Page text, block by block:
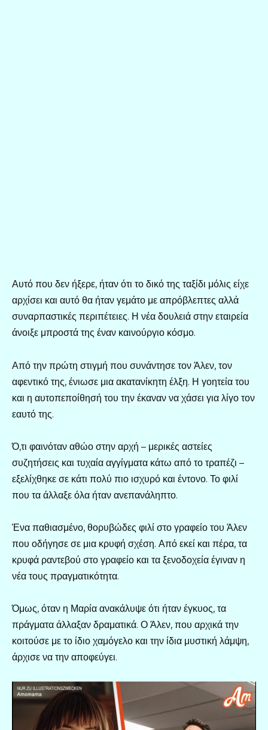
Αυτό που δεν ήξερε, ήταν ότι το δικό της ταξίδι μόλις είχε
αρχίσει και αυτό θα ήταν γεμάτο με απρόβλεπτες αλλά
συναρπαστικές περιπέτειες. Η νέα δουλειά στην εταιρεία
άνοιξε μπροστά της έναν καινούργιο κόσμο.
Από την πρώτη στιγμή που συνάντησε τον Άλεν, τον
αφεντικό της, ένιωσε μια ακατανίκητη έλξη. Η γοητεία του
και η αυτοπεποίθησή του την έκαναν να χάσει για λίγο τον
εαυτό της.
Ό,τι φαινόταν αθώο στην αρχή – μερικές αστείες
συζητήσεις και τυχαία αγγίγματα κάτω από το τραπέζι –
εξελίχθηκε σε κάτι πολύ πιο ισχυρό και έντονο. Το φιλί
που τα άλλαξε όλα ήταν ανεπανάληπτο.
Ένα παθιασμένο, θορυβώδες φιλί στο γραφείο του Άλεν
που οδήγησε σε μια κρυφή σχέση. Από εκεί και πέρα, τα
κρυφά ραντεβού στο γραφείο και τα ξενοδοχεία έγιναν η
νέα τους πραγματικότητα.
Όμως, όταν η Μαρία ανακάλυψε ότι ήταν έγκυος, τα
πράγματα άλλαξαν δραματικά. Ο Άλεν, που αρχικά την
κοιτούσε με το ίδιο χαμόγελο και την ίδια μυστική λάμψη,
άρχισε να την αποφεύγει.